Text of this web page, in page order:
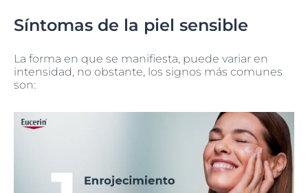
Síntomas de la piel sensible
La forma en que se manifiesta, puede variar en
intensidad, no obstante, los signos más comunes
son: